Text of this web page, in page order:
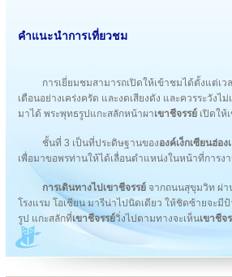
คำแนะนำการเที่ยวชม
การเยี่ยมชมสามารถเปิดให้เข้าชมได้ตั้งแต่เ
เตือนอย่างเคร่งครัด และงดเสียงดัง และควรระวัง
มาได้ พระพุทธรูปแกะสลักหน้าผาเขาชีจรรย์ เปิดให้
ชั้นที่ 3 เป็นที่ประดิษฐานขององค์เง็กเซียนฮ่อง
เพื่อมาขอพรท่านให้ได้เลื่อนตำแหน่งในหน้าที่การง
การเดินทางไปเขาชีจรรย์ จากถนนสุขุมวิท ผ่า
โรงแรม โอเชียน มารีน่าไปนิดเดียว ให้ชิดซ้ายจะมี
รูป แกะสลักที่เขาชีจรรย์วิ่งไปตามทางจะเห็นเขาชีจ